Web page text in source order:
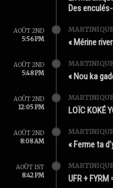
Des
AOÛT 2ND
5:56 PM
« Mérine
AOÛT 2ND
5:48 PM
« Nou ka
AOÛT 2ND
12:05 PM
LOÏC KOKÉ
AOÛT 2ND
8:08 AM
« Ferme ta
AOÛT 1ST
8:42 PM
UFR + FYRM